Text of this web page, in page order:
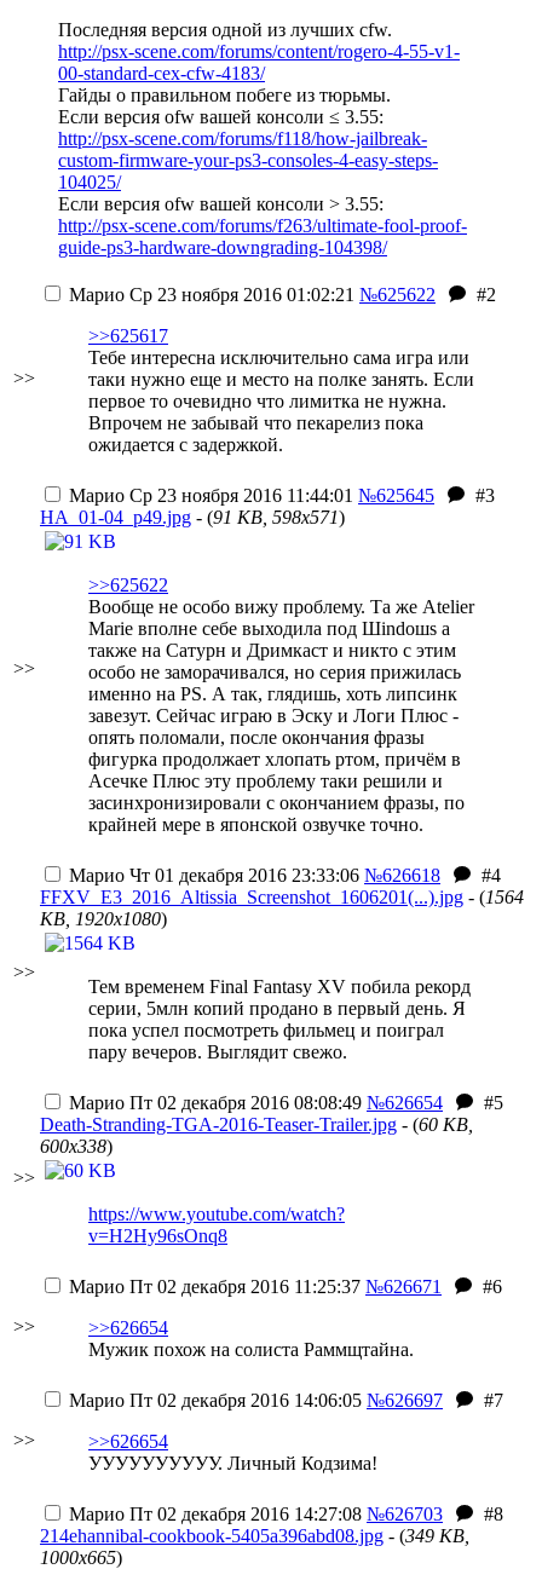
Последняя версия одной из лучших cfw.
http://psx-scene.com/forums/content/rogero-4-55-v1-
00-standard-cex-cfw-4183/
Гайды о правильном побеге из тюрьмы.
Если версия ofw вашей консоли ≤ 3.55:
http://psx-scene.com/forums/f118/how-jailbreak-
custom-firmware-your-ps3-consoles-4-easy-steps-
104025/
Если версия ofw вашей консоли > 3.55:
http://psx-scene.com/forums/f263/ultimate-fool-proof-
guide-ps3-hardware-downgrading-104398/
>>
Марио Ср 23 ноября 2016 01:02:21 №625622
#2
>>625617
Тебе интересна исключительно сама игра или
таки нужно еще и место на полке занять. Если
первое то очевидно что лимитка не нужна.
Впрочем не забывай что пекарелиз пока
ожидается с задержкой.
>>
Марио Ср 23 ноября 2016 11:44:01 №625645
#3
HA_01-04_p49.jpg - (91 KB, 598x571)
>>625622
Вообще не особо вижу проблему. Та же Atelier
Marie вполне себе выходила под Шindoшs а
также на Сатурн и Дримкаст и никто с этим
особо не заморачивался, но серия прижилась
именно на PS. А так, глядишь, хоть липсинк
завезут. Сейчас играю в Эску и Логи Плюс -
опять поломали, после окончания фразы
фигурка продолжает хлопать ртом, причём в
Асечке Плюс эту проблему таки решили и
засинхронизировали с окончанием фразы, по
крайней мере в японской озвучке точно.
>>
Марио Чт 01 декабря 2016 23:33:06 №626618
#4
FFXV_E3_2016_Altissia_Screenshot_1606201(...).jpg - (1564
KB, 1920x1080)
Тем временем Final Fantasy XV побила рекорд
серии, 5млн копий продано в первый день. Я
пока успел посмотреть фильмец и поиграл
пару вечеров. Выглядит свежо.
>>
Марио Пт 02 декабря 2016 08:08:49 №626654
#5
Death-Stranding-TGA-2016-Teaser-Trailer.jpg - (60 KB,
600x338)
https://www.youtube.com/watch?
v=H2Hy96sOnq8
>>
Марио Пт 02 декабря 2016 11:25:37 №626671
#6
>>626654
Мужик похож на солиста Раммщтайна.
>>
Марио Пт 02 декабря 2016 14:06:05 №626697
#7
>>626654
УУУУУУУУУУ. Личный Кодзима!
Марио Пт 02 декабря 2016 14:27:08 №626703
#8
214ehannibal-cookbook-5405a396abd08.jpg - (349 KB,
1000x665)